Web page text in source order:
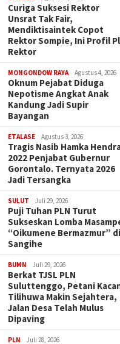
Curiga Suksesi Rektor
Unsrat Tak Fair,
Mendiktisaintek Copot
Rektor Sompie, Ini Profil
Rektor
MONGONDOW RAYA Agustus 4, 2026
Oknum Pejabat Diduga
Nepotisme Angkat Anak
Kandung Jadi Supir
Bayangan
ETALASE Agustus 3, 2026
Tragis Nasib Hamka
2022 Penjabat Gubernur
Gorontalo. Ternyata 2026
Jadi Tersangka
SULUT Juli 29, 2026
Puji Tuhan PLN Turut
Sukseskan Lomba
“Oikumene Bermazmur” di
Sangihe
BUMN Juli 29, 2026
Berkat TJSL PLN
Suluttenggo, Petani
Tilihuwa Makin Sejahtera,
Jalan Desa Telah Mulus
Dipaving
PLN Juli 28, 2026